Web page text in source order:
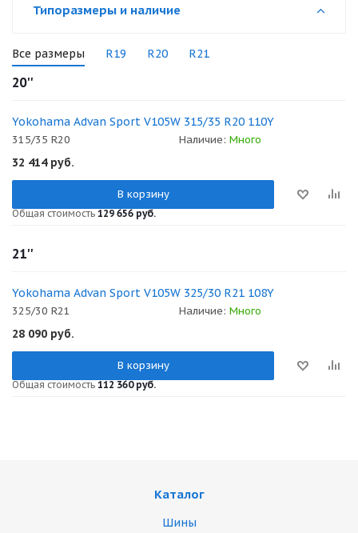
Типоразмеры и наличие
Все размеры R19 R20 R21
20''
Yokohama Advan Sport V105W 315/35 R20 110Y
315/35 R20 Наличие: Много
32 414руб.
В корзину
Общая стоимость 129 656 руб.
21''
Yokohama Advan Sport V105W 325/30 R21 108Y
325/30 R21 Наличие: Много
28 090 руб.
В корзину
Общая стоимость 112 360 руб.
Каталог
Шины